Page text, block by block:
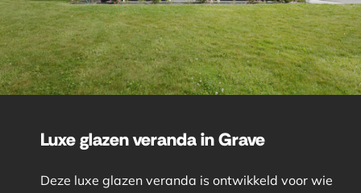
Luxe glazen veranda in Grave
Deze luxe glazen veranda is ontwikkeld voor wie